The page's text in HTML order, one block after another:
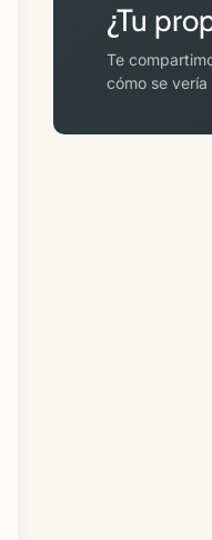
¿Tu
Te
cómo se